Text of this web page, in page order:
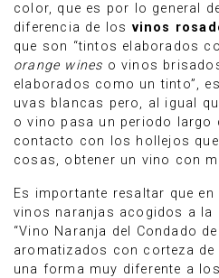
Anúnciate
color, que es por lo general
diferencia de los vinos
que son “tintos elaborados
orange wines o vinos
elaborados como un tinto”,
uvas blancas pero, al igual
o vino pasa un periodo largo
contacto con los hollejos
cosas, obtener un vino con
Es importante resaltar que en
vinos naranjas acogidos a la
“Vino Naranja del Condado
aromatizados con corteza de
una forma muy diferente a